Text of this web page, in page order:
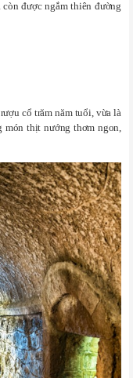
được ngắm thiên đường
cổ trăm năm tuổi, vừa là
món thịt nướng thơm ngon,